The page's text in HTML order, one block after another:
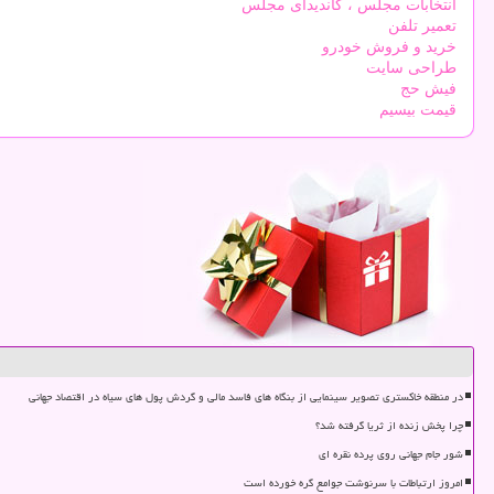
انتخابات مجلس ، کاندیدای مجلس
تعمیر تلفن
خرید و فروش خودرو
طراحی سایت
فیش حج
قیمت بیسیم
در منطقه خاکستری تصویر سینمایی از بنگاه های فاسد مالی و گردش پول های سیاه در اقتصاد جهانی
چرا پخش زنده از ثریا گرفته شد؟
شور جام جهانی روی پرده نقره ای
امروز ارتباطات با سرنوشت جوامع گره خورده است